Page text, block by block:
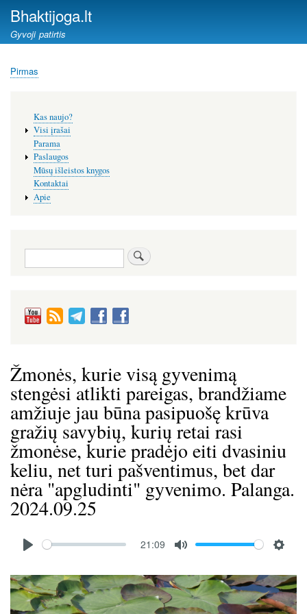
Bhaktijoga.lt
Gyvoji patirtis
Kelias
Pirmas
Žmonės, kurie visą gyvenimą
stengėsi atlikti pareigas, brandžiame
amžiuje jau būna pasipuošę krūva
gražių savybių, kurių retai rasi
žmonėse, kurie pradėjo eiti dvasiniu
keliu, net turi pašventimus, bet dar
nėra "apgludinti" gyvenimo. Palanga.
2024.09.25
l
a
y
21:09
u
t
e
e
t
t
Image
meniu
Kas naujo?
Visi įrašai
Parama
Paslaugos
Mūsų išleistos knygos
Kontaktai
Apie
Paieška